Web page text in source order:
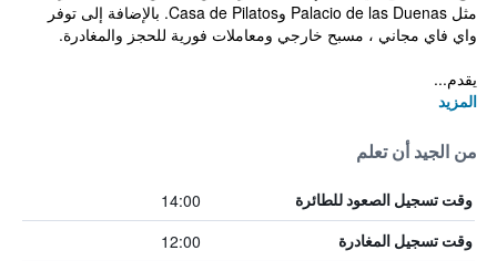
مثل Palacio de las Duenas وCasa de Pilatos. بالإضافة إلى توفر
واي فاي مجاني ، مسبح خارجي ومعاملات فورية للحجز والمغادرة.
يقدم...
المزيد
من الجيد أن تعلم
وقت تسجيل الصعود للطائرة 14:00
وقت تسجيل المغادرة 12:00